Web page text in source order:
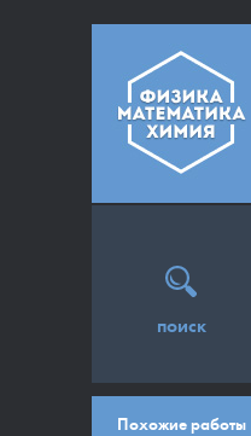
поиск
Похожие работы